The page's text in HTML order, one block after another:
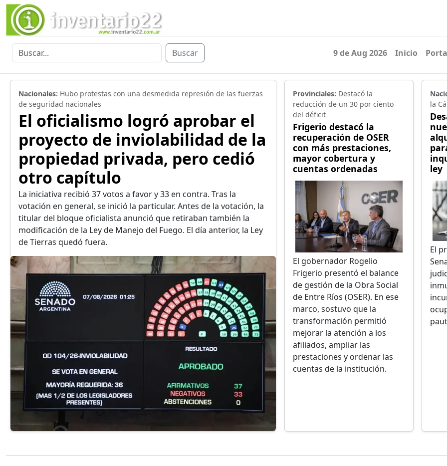
Buscar 9 de Aug 2026 Inicio
Nacionales: Hubo protestas con una desmedida represión de las fuerzas
de seguridad nacionales
El oficialismo logró aprobar el
proyecto de inviolabilidad de la
propiedad privada, pero cedió
otro capítulo
La iniciativa recibió 37 votos a favor y 33 en contra. Tras la
votación en general, se inició la particular. Antes de la votación, la
titular del bloque oficialista anunció que retiraban también la
modificación de la Ley de Manejo del Fuego. El día anterior, la Ley
de Tierras quedó fuera.
Provinciales: Destacó la
reducción de un 30 por ciento
del déficit
Frigerio destacó la
recuperación de OSER
con más prestaciones,
mayor cobertura y
cuentas ordenadas
El gobernador Rogelio
Frigerio presentó el balance
de gestión de la Obra Social
de Entre Ríos (OSER). En ese
marco, sostuvo que la
transformación permitió
mejorar la atención a los
afiliados, ampliar las
prestaciones y ordenar las
cuentas de la institución.
la
ley
El